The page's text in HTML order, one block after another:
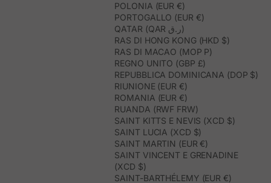
POLONIA (EUR €)
PORTOGALLO (EUR €)
QATAR (QAR ر.ق)
RAS DI HONG KONG (HKD $)
RAS DI MACAO (MOP P)
REGNO UNITO (GBP £)
REPUBBLICA DOMINICANA (DOP $)
RIUNIONE (EUR €)
ROMANIA (EUR €)
RUANDA (RWF FRW)
SAINT KITTS E NEVIS (XCD $)
SAINT LUCIA (XCD $)
SAINT MARTIN (EUR €)
SAINT VINCENT E GRENADINE
(XCD $)
SAINT-BARTHÉLEMY (EUR €)